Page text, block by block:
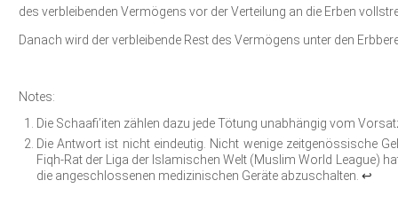
des verbleibenden Vermögens vor der Verteilung an die Erben
Danach wird der verbleibende Rest des Vermögens unter den
Notes:
Die Schaafi’iten zählen dazu jede Tötung unabhängig vom
Die Antwort ist nicht eindeutig. Nicht wenige zeitgenössische
Fiqh-Rat der Liga der Islamischen Welt (Muslim World League)
die angeschlossenen medizinischen Ge­räte abzuschalten. ↩